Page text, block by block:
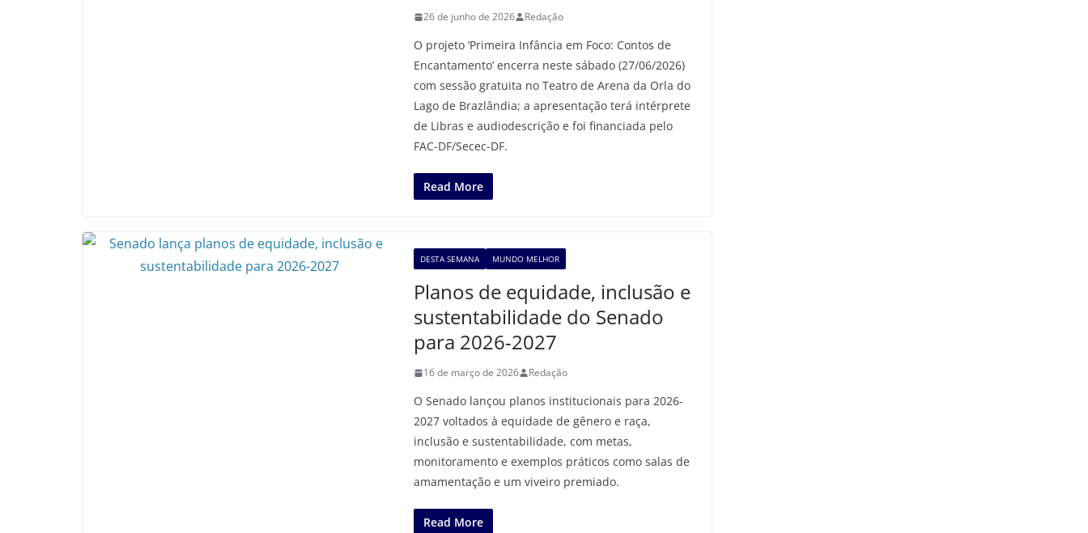
26 de junho de 2026 Redação
O projeto ‘Primeira Infância em Foco: Contos de
Encantamento’ encerra neste sábado (27/06/2026)
com sessão gratuita no Teatro de Arena da Orla do
Lago de Brazlândia; a apresentação terá intérprete
de Libras e audiodescrição e foi financiada pelo
FAC-DF/Secec-DF.
Read More
DESTA SEMANA MUNDO MELHOR
Planos de equidade, inclusão e
sustentabilidade do Senado
para 2026-2027
16 de março de 2026 Redação
O Senado lançou planos institucionais para 2026-
2027 voltados à equidade de gênero e raça,
inclusão e sustentabilidade, com metas,
monitoramento e exemplos práticos como salas de
amamentação e um viveiro premiado.
Read More